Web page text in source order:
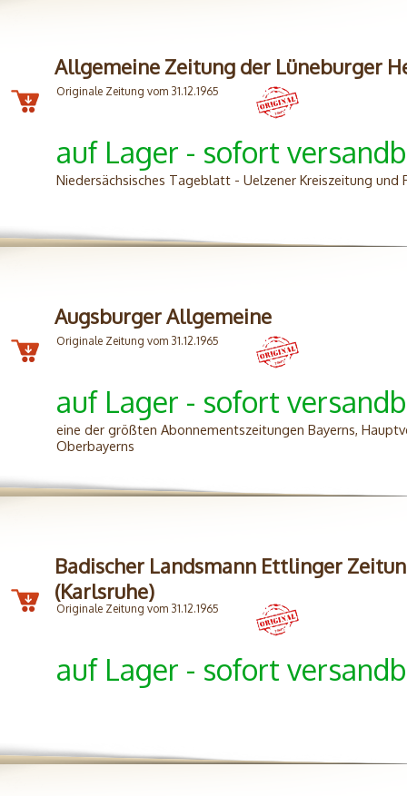
Allgemeine Zeitung der Lüneburger
Originale Zeitung vom 31.12.1965
auf Lager - sofort
Niedersächsisches Tageblatt - Uelzener Kreiszeitung und
Augsburger Allgemeine
Originale Zeitung vom 31.12.1965
auf Lager - sofort
eine der größten Abonnementszeitungen Bayerns,
Oberbayerns
Badischer Landsmann Ettlinger
(Karlsruhe)
Originale Zeitung vom 31.12.1965
auf Lager - sofort